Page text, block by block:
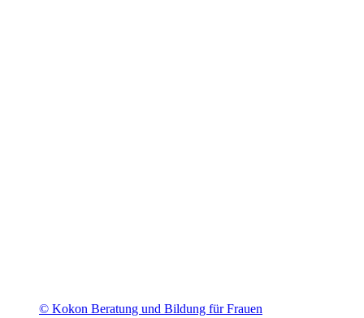
© Kokon Beratung und Bildung für Frauen